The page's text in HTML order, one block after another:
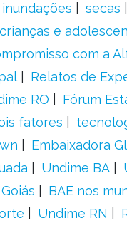
inundações secas
e
com a
Relatos de
RO Fórum
fatores
Embaixadora
Undime BA
BAE nos
Undime RN